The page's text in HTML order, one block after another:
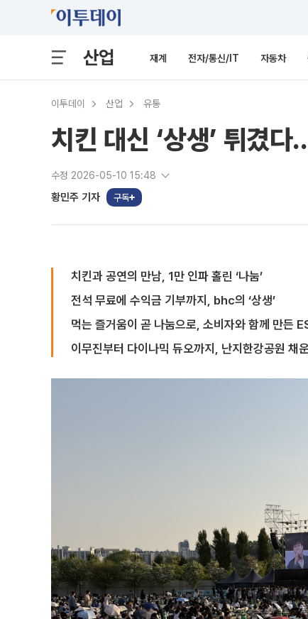
산업 재계 전자/통신/IT 자동차
이투데이 산업 유통
치킨 대신 ‘상생’ 튀겼
수정 2026-05-10 15:48
황민주 기자 구독
치킨과 공연의 만남, 1만 인파 홀린 ‘나눔’
전석 무료에 수익금 기부까지, bhc의 ‘상생’
먹는 즐거움이 곧 나눔으로, 소비자와 함께 만든
이무진부터 다이나믹 듀오까지, 난지한강공원 채